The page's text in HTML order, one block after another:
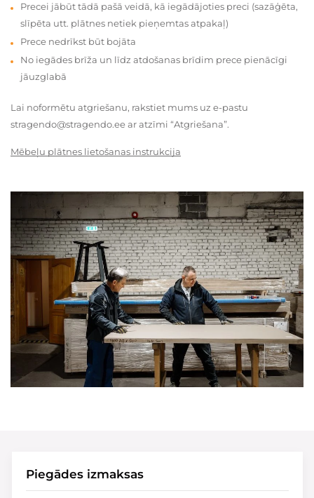
Precei jābūt tādā pašā veidā, kā iegādājoties preci (sazāģēta,
slīpēta utt. plātnes netiek pieņemtas atpakaļ)
Prece nedrīkst būt bojāta
No iegādes brīža un līdz atdošanas brīdim prece pienācīgi
jāuzglabā
Lai noformētu atgriešanu, rakstiet mums uz e-pastu
stragendo@stragendo.ee ar atzīmi “Atgriešana”.
Mēbeļu plātnes lietošanas instrukcija
Piegādes izmaksas